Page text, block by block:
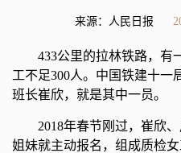
来源：人民日报
433公里的拉林铁路，有
工不足300人。中国铁建十一
班长崔欣，就是其中一员。
2018年春节刚过，崔欣
姐妹就主动报名，组成质检